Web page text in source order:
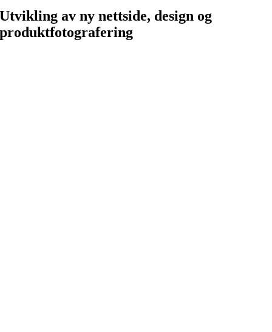
Utvikling av ny nettside, design og
produktfotografering